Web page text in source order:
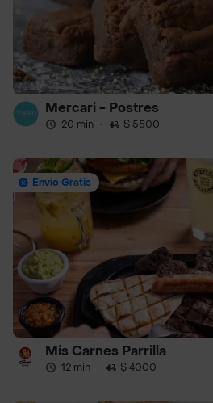
Mercari - Postres
20 min · $ 5500
Envío Gratis
Mis Carnes Parrilla
12 min · $ 4000